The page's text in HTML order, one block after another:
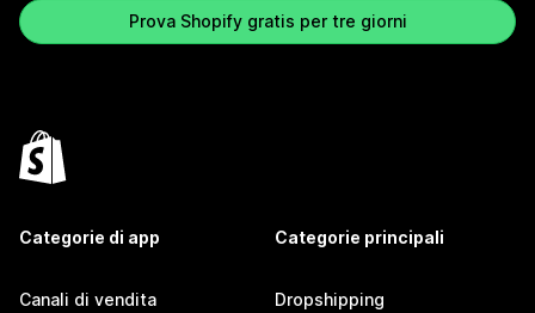
Prova Shopify gratis per tre giorni
Categorie di app
Canali di vendita
Categorie principali
Dropshipping